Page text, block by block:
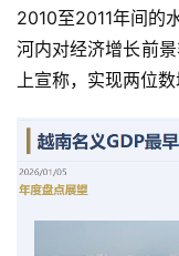
2010至2011年间的水
河内对经济增长前
上宣称，实现两位数